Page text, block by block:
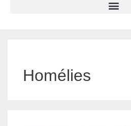
Homélies